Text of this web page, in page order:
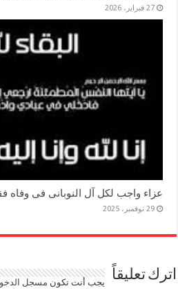
27 فبراير، 2026
عزاء واجب لكل آل النوبانى فى وفاه
29 نوفمبر، 2025
اترك تعليقاً يجب أنت تكون مسجل